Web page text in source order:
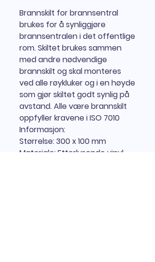
Brannskilt for brannsentral
brukes for å synliggjøre
brannsentralen i det offentlige
rom. Skiltet brukes sammen
med andre nødvendige
brannskilt og skal monteres
ved alle røykluker og i en høyde
som gjør skiltet godt synlig på
avstand. Alle være brannskilt
oppfyller kravene i ISO 7010
Informasjon:
Størrelse:300 x 100 mm
Materiale:Etterlysende vinyl,